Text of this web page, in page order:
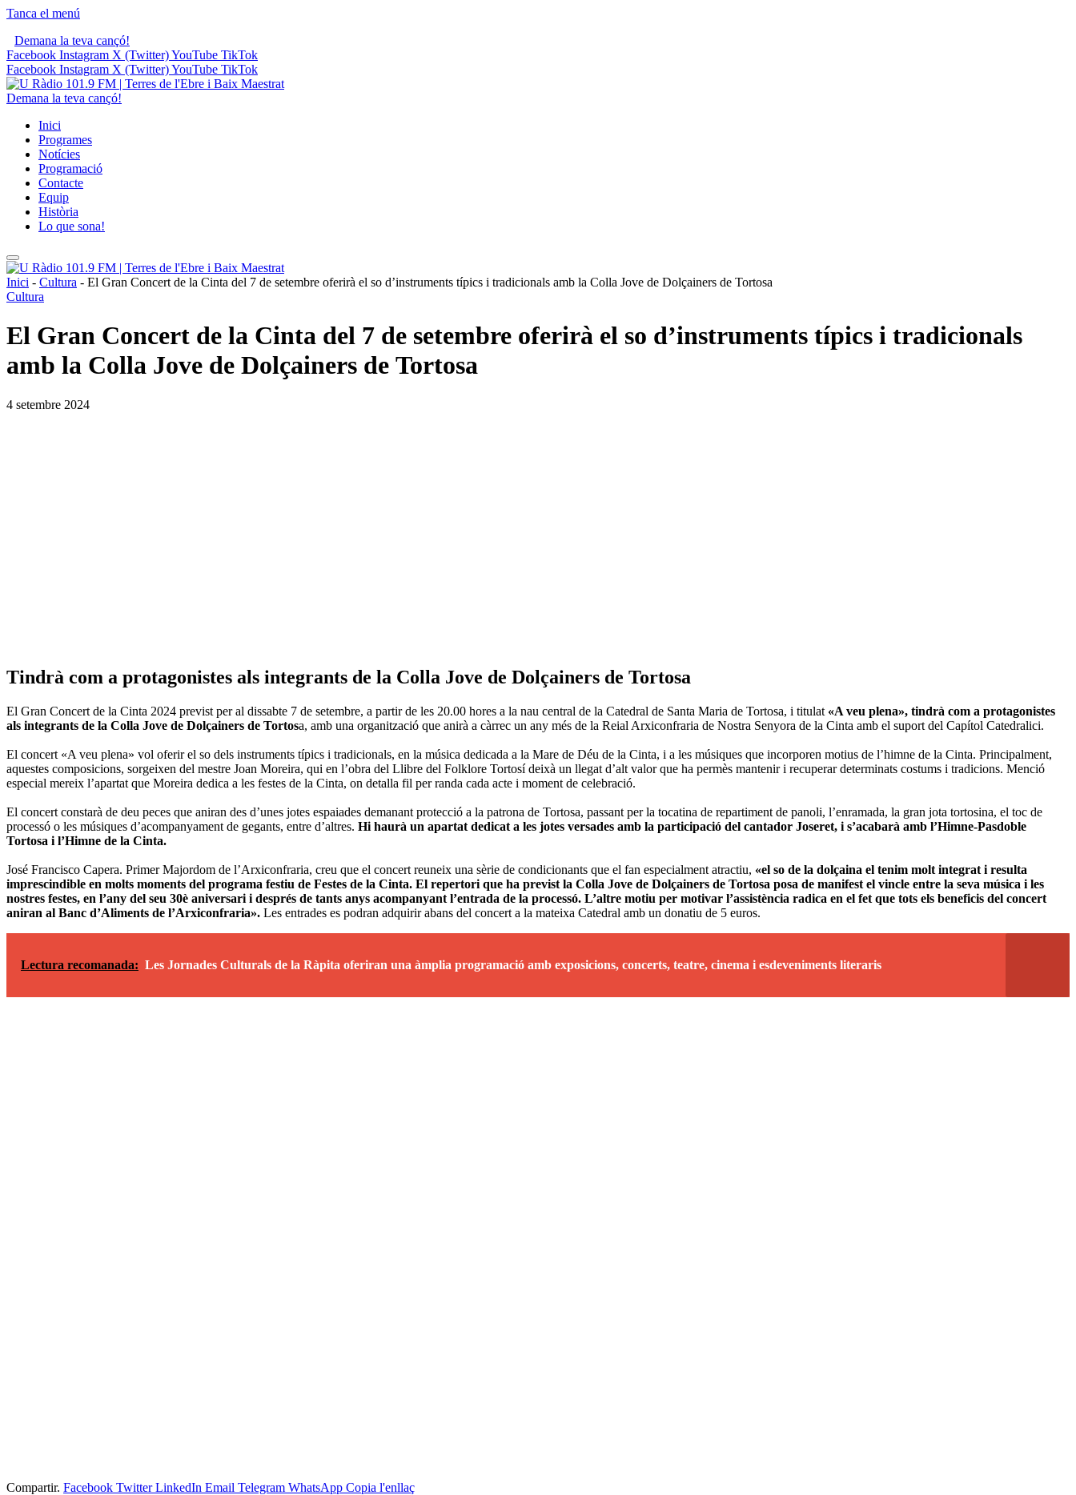
Tanca el menú
Demana la teva cançó!
Facebook Instagram X (Twitter)YouTube TikTok
Facebook Instagram X (Twitter)YouTube TikTok
Demana la teva cançó!
Inici
Programes
Notícies
Programació
Contacte
Equip
Història
Lo que sona!
Inici - Cultura - El Gran Concert de la Cinta del 7 de setembre oferirà el so d’instruments típics i tradicionals amb la Colla Jove de Dolçainers de Tortosa
Cultura
El Gran Concert de la Cinta del 7 de setembre oferirà el so d’instruments típics i tradicionals
amb la Colla Jove de Dolçainers de Tortosa
4 setembre 2024
Tindrà com a protagonistes als integrants de la Colla Jove de Dolçainers de Tortosa
El Gran Concert de la Cinta 2024 previst per al dissabte 7 de setembre, a partir de les 20.00 hores a la nau central de la Catedral de Santa Maria de Tortosa, i titulat «A veu plena», tindrà com a protagonistes
als integrants de la Colla Jove de Dolçainers de Tortosa, amb una organització que anirà a càrrec un any més de la Reial Arxiconfraria de Nostra Senyora de la Cinta amb el suport del Capítol Catedralici.
El concert «A veu plena» vol oferir el so dels instruments típics i tradicionals, en la música dedicada a la Mare de Déu de la Cinta, i a les músiques que incorporen motius de l’himne de la Cinta. Principalment,
aquestes composicions, sorgeixen del mestre Joan Moreira, qui en l’obra del Llibre del Folklore Tortosí deixà un llegat d’alt valor que ha permès mantenir i recuperar determinats costums i tradicions. Menció
especial mereix l’apartat que Moreira dedica a les festes de la Cinta, on detalla fil per randa cada acte i moment de celebració.
El concert constarà de deu peces que aniran des d’unes jotes espaiades demanant protecció a la patrona de Tortosa, passant per la tocatina de repartiment de panoli, l’enramada, la gran jota tortosina, el toc de
processó o les músiques d’acompanyament de gegants, entre d’altres. Hi haurà un apartat dedicat a les jotes versades amb la participació del cantador Joseret, i s’acabarà amb l’Himne-Pasdoble
Tortosa i l’Himne de la Cinta.
José Francisco Capera. Primer Majordom de l’Arxiconfraria, creu que el concert reuneix una sèrie de condicionants que el fan especialment atractiu, «el so de la dolçaina el tenim molt integrat i resulta
imprescindible en molts moments del programa festiu de Festes de la Cinta. El repertori que ha previst la Colla Jove de Dolçainers de Tortosa posa de manifest el vincle entre la seva música i les
nostres festes, en l’any del seu 30è aniversari i després de tants anys acompanyant l’entrada de la processó. L’altre motiu per motivar l’assistència radica en el fet que tots els beneficis del concert
aniran al Banc d’Aliments de l’Arxiconfraria». Les entrades es podran adquirir abans del concert a la mateixa Catedral amb un donatiu de 5 euros.
Lectura recomanada: Les Jornades Culturals de la Ràpita oferiran una àmplia programació amb exposicions, concerts, teatre, cinema i esdeveniments literaris
Compartir. Facebook Twitter LinkedIn Email Telegram WhatsApp Copia l'enllaç